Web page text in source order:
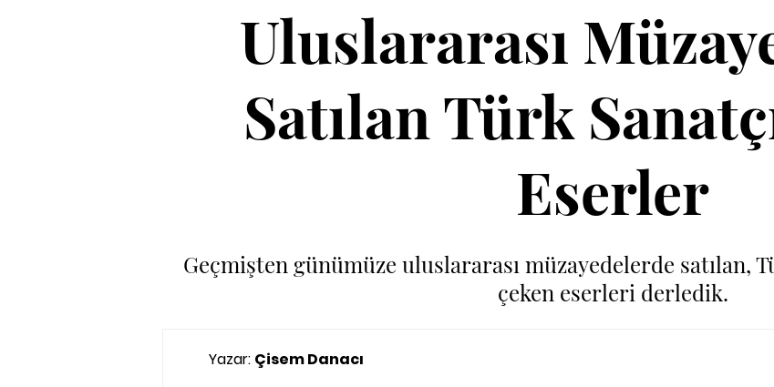
Uluslararası
Satılan Türk
Eserler
Geçmişten günümüze uluslararası müzayedelerde satılan,
çeken eserleri derledik.
Yazar: Çisem Danacı